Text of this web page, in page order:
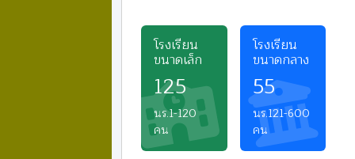
โรงเรียน
ขนาดเล็ก
125
นร.1-120
คน
โรงเรียน
ขนาดกลาง
55
นร.121-600
คน